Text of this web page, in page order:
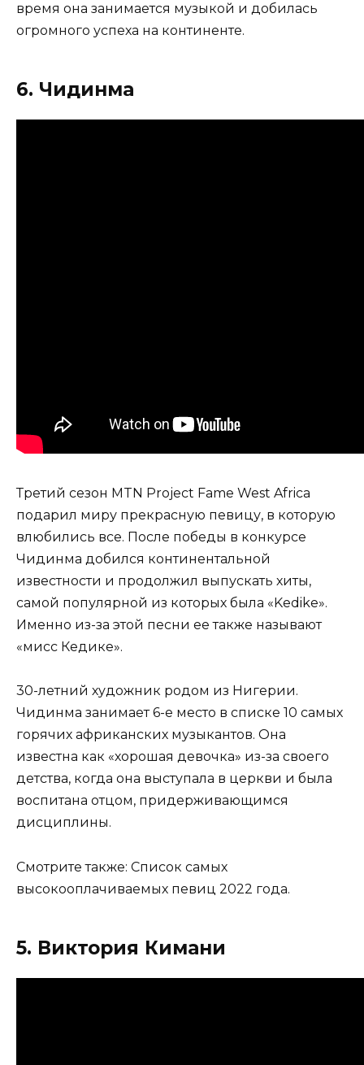
время она занимается музыкой и добилась
огромного успеха на континенте.
6. Чидинма
Третий сезон MTN Project Fame West Africa
подарил миру прекрасную певицу, в которую
влюбились все. После победы в конкурсе
Чидинма добился континентальной
известности и продолжил выпускать хиты,
самой популярной из которых была «Kedike».
Именно из-за этой песни ее также называют
«мисс Кедике».
30-летний художник родом из Нигерии.
Чидинма занимает 6-е место в списке 10 самых
горячих африканских музыкантов. Она
известна как «хорошая девочка» из-за своего
детства, когда она выступала в церкви и была
воспитана отцом, придерживающимся
дисциплины.
Смотрите также: Список самых
высокооплачиваемых певиц 2022 года.
5. Виктория Кимани